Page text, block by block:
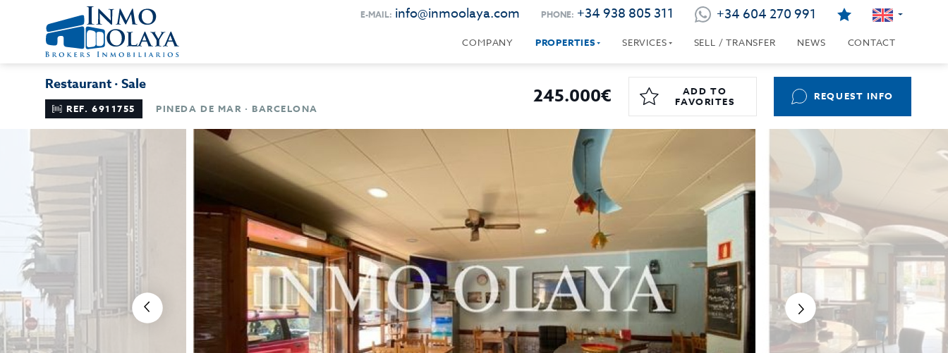
E-MAIL: info@inmoolaya.com PHONE: +34 938 805 311 +34 604 270 991
COMPANY PROPERTIES SERVICES SELL / TRANSFER NEWS CONTACT
Restaurant · Sale
REF. 6911755 PINEDA DE MAR · BARCELONA 245.000€
ADD TO
FAVORITES
REQUEST INFO